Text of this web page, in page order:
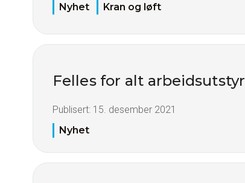
Nyhet
Kran og løft
Felles for alt arbeidsutstyr
Publisert: 15. desember 2021
Nyhet